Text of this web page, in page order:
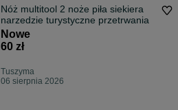
Nóż multitool 2 noże piła siekiera
narzedzie turystyczne przetrwania
Nowe
60 zł
Tuszyma
06 sierpnia 2026